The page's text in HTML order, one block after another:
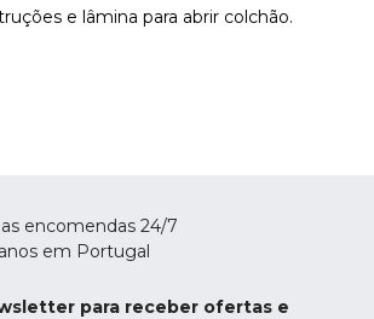
e lâmina para abrir colchão.
encomendas 24/7
em Portugal
para receber ofertas e